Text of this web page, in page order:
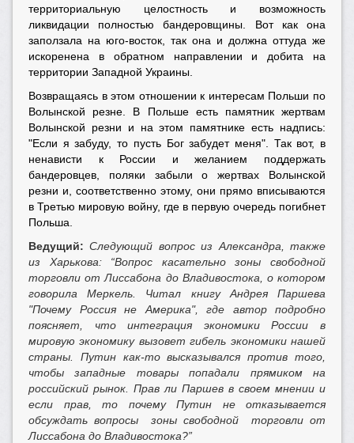
территориальную целостность и возможность
ликвидации полностью бандеровщины. Вот как она
заползала на юго-восток, так она и должна оттуда же
искоренена в обратном направлении и добита на
территории Западной Украины.
Возвращаясь в этом отношении к интересам Польши по
Волынской резне. В Польше есть памятник жертвам
Волынской резни и на этом памятнике есть надпись:
"Если я забуду, то пусть Бог забудет меня". Так вот, в
ненависти к России и желанием поддержать
бандеровцев, поляки забыли о жертвах Волынской
резни и, соответственно этому, они прямо вписываются
в Третью мировую войну, где в первую очередь погибнет
Польша.
Ведущий: Следующий вопрос из Александра, также
из Харькова: “Вопрос касательно зоны свободной
торговли от Лиссабона до Владивостока, о котором
говорила Меркель. Читал книгу Андрея Паршева
"Почему Россия не Америка", где автор подробно
поясняет, что интеграция экономики России в
мировую экономику вызовет гибель экономики нашей
страны. Путин как-то высказывался против того,
чтобы западные товары попадали прямиком на
российский рынок. Прав ли Паршев в своем мнении и
если прав, то почему Путин не отказывается
обсуждать вопросы зоны свободной торговли от
Лиссабона до Владивостока?”